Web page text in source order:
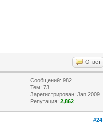
Ответ
Сообщений: 982
Тем: 73
Зарегистрирован: Jan 2009
Репутация:2,862
#24